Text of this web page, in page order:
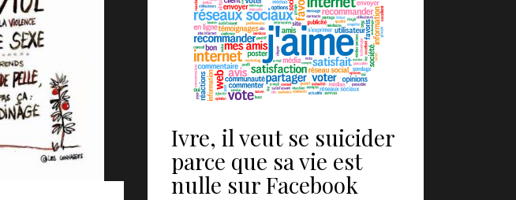
Ivre, il veut se suicider
parce que sa vie est
nulle sur Facebook